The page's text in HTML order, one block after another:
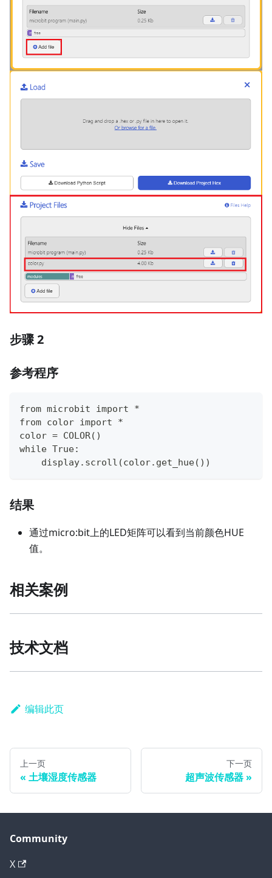
步骤 2
参考程序
from microbit import *
from color import *
color = COLOR()
while True:
    display.scroll(color.get_hue())
结果
通过micro:bit上的LED矩阵可以看到当前颜色HUE
值。
相关案例
技术文档
编辑此页
上一页
土壤湿度传感器
下一页
超声波传感器
Community
X